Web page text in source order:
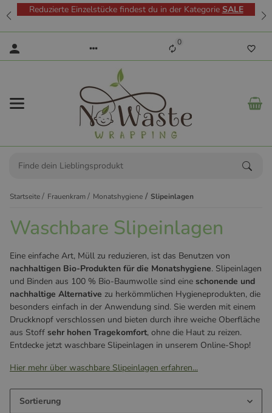
Reduzierte Einzelstücke findest du in der Kategorie SALE
0
Startseite Frauenkram Monatshygiene Slipeinlagen
Waschbare Slipeinlagen
Eine einfache Art, Müll zu reduzieren, ist das Benutzen von
nachhaltigen Bio-Produkten für die Monatshygiene. Slipeinlagen
und Binden aus 100 % Bio-Baumwolle sind eine schonende und
nachhaltige Alternative zu herkömmlichen Hygieneprodukten, die
besonders einfach in der Anwendung sind. Sie werden mit einem
Druckknopf verschlossen und bieten durch ihre weiche Oberfläche
aus Stoff sehr hohen Tragekomfort, ohne die Haut zu reizen.
Entdecke jetzt waschbare Slipeinlagen in unserem Online-Shop!
Hier mehr über waschbare Slipeinlagen erfahren...
Sortierung